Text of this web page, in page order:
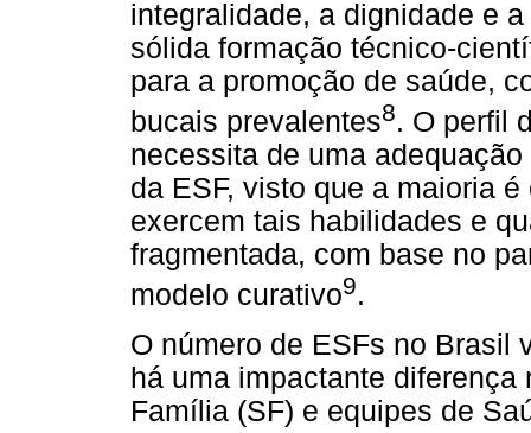
integralidade, a dignidade e
sólida formação técnico-
para a promoção de saúde,
bucais prevalentes8. O perfil
necessita de uma
da ESF, visto que a maioria
exercem tais habilidades e
fragmentada, com base no
modelo curativo9.
O número de ESFs no Brasil
há uma impactante
Família (SF) e equipes de